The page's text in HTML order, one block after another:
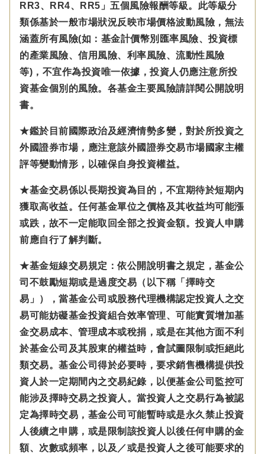
RR3、RR4、RR5」五個風險報酬等級。此等級分
類係基於一般市場狀況反映市場價格波動風險，無法
涵蓋所有風險(如：基金計價幣別匯率風險、投資標
的產業風險、信用風險、利率風險、流動性風險
等)，不宜作為投資唯一依據，投資人仍應注意所投
資基金個別的風險。各基金主要風險請詳閱公開說明
書。
★鑑於目前國際政治及經濟情勢多變，對於所投資之
外國證券市場，應注意該外國證券交易市場國家主權
評等變動情形，以確保自身投資權益。
★基金交易係以長期投資為目的，不宜期待於短期內
獲取高收益。任何基金單位之價格及其收益均可能漲
或跌，故不一定能取回全部之投資金額。投資人申購
前應自行了解判斷。
★基金短線交易規定：依公開說明書之規定，基金公
司不鼓勵短期或是過度交易（以下稱「擇時交
易」），當基金公司或股務代理機構認定投資人之交
易可能妨礙基金投資組合效率管理、可能實質增加基
金交易成本、管理成本或稅捐，或是在其他方面不利
於基金公司及其股東的權益時，會試圖限制或拒絕此
類交易。基金公司得於必要時，要求銷售機構提供投
資人於一定期間內之交易紀錄，以便基金公司監控可
能涉及擇時交易之投資人。當投資人之交易行為被認
定為擇時交易，基金公司可能暫時或是永久禁止投資
人後續之申購，或是限制該投資人以後任何申購的金
額、次數或頻率，以及／或是投資人之後可能要求的